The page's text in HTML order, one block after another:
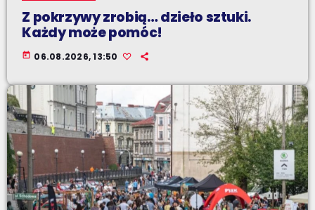
Z pokrzywy zrobią… dzieło sztuki.
Każdy może pomóc!
today 06.08.2026, 13:50